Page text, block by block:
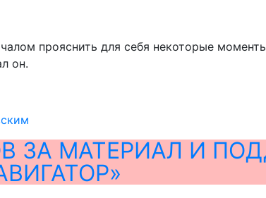
прояснить для себя некоторые
он.
ЗА МАТЕРИАЛ И